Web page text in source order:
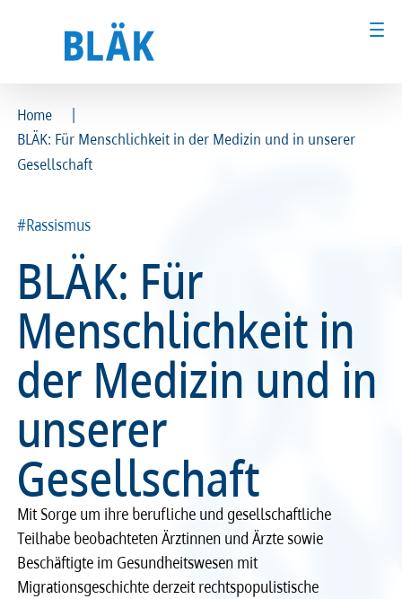
Ärztinnen und Ärzte
Kammer & Politik
Presse
Karriere
Recht
Service & Kontakt
meineBLÄK
Ärztinnen und Ärzte
Kammer & Politik
Presse
Karriere
Recht
Service & Kontakt
meineBLÄK
Home
|
BLÄK: Für Menschlichkeit in der Medizin und in unserer
Gesellschaft
#Rassismus
BLÄK: Für
Menschlichkeit in
der Medizin und in
unserer
Gesellschaft
Mit Sorge um ihre berufliche und gesellschaftliche
Teilhabe beobachteten Ärztinnen und Ärzte sowie
Beschäftigte im Gesundheitswesen mit
Migrationsgeschichte derzeit rechtspopulistische